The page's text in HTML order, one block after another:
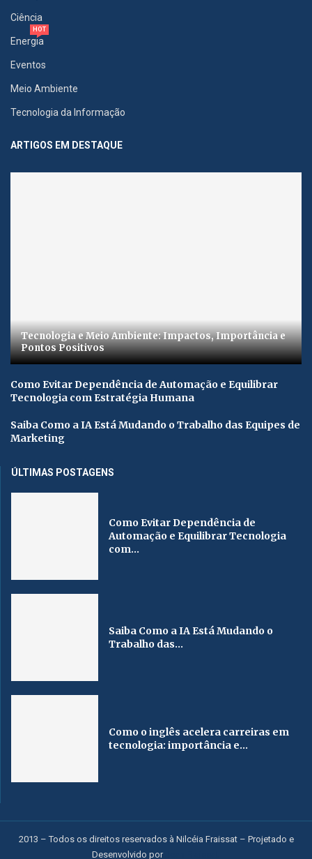
Ciência
Energia
HOT
Eventos
Meio Ambiente
Tecnologia da Informação
ARTIGOS EM DESTAQUE
Tecnologia e Meio Ambiente: Impactos, Importância e
Pontos Positivos
Como Evitar Dependência de Automação e Equilibrar
Tecnologia com Estratégia Humana
Saiba Como a IA Está Mudando o Trabalho das Equipes de
Marketing
ÚLTIMAS POSTAGENS
Como Evitar Dependência de
Automação e Equilibrar Tecnologia
com...
Saiba Como a IA Está Mudando o
Trabalho das...
Como o inglês acelera carreiras em
tecnologia: importância e...
2013 – Todos os direitos reservados à Nilcéia Fraissat – Projetado e
Desenvolvido por